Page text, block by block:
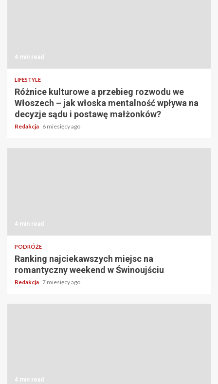
4 min read
LIFESTYLE
Różnice kulturowe a przebieg rozwodu we
Włoszech – jak włoska mentalność wpływa na
decyzje sądu i postawę małżonków?
Redakcja 6 miesięcy ago
4 min read
PODRÓŻE
Ranking najciekawszych miejsc na
romantyczny weekend w Świnoujściu
Redakcja 7 miesięcy ago
4 min read